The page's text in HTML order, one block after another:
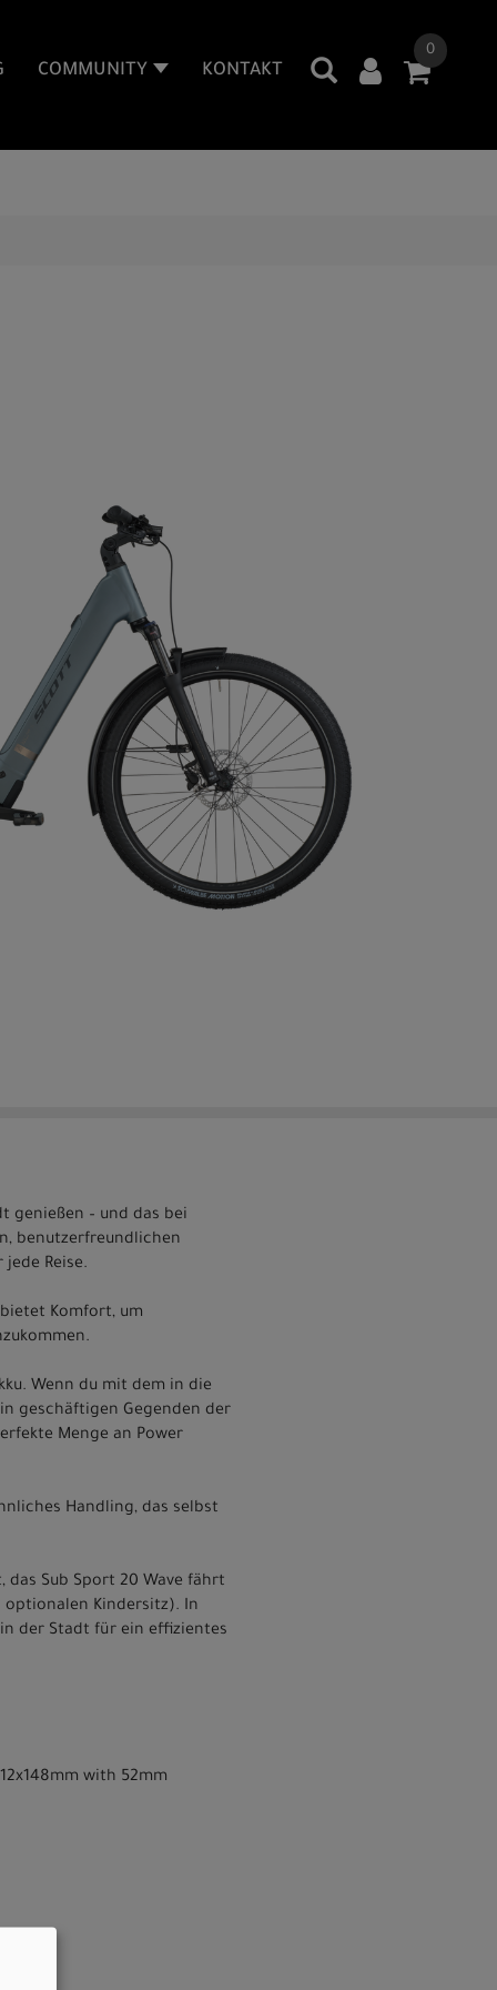
0
COMMUNITY KONTAKT
genießen – und das bei
benutzerfreundlichen
Reise.
Komfort, um
Wenn du mit dem in die
geschäftigen Gegenden der
Menge an Power
Handling, das selbst
Sub Sport 20 Wave fährt
optionalen Kindersitz). In
der Stadt für ein effizientes
with 52mm